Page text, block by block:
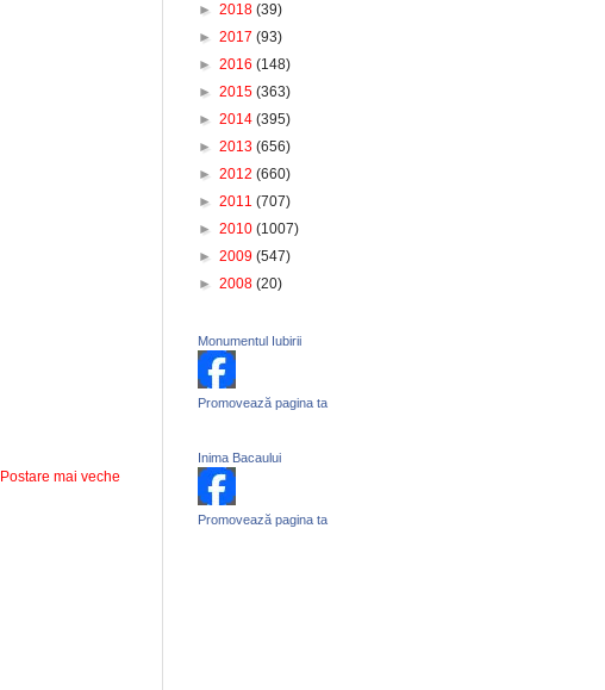
Postare mai veche
► 2018 (39)
► 2017 (93)
► 2016 (148)
► 2015 (363)
► 2014 (395)
► 2013 (656)
► 2012 (660)
► 2011 (707)
► 2010 (1007)
► 2009 (547)
► 2008 (20)
Monumentul Iubirii
Promovează pagina ta
Inima Bacaului
Promovează pagina ta